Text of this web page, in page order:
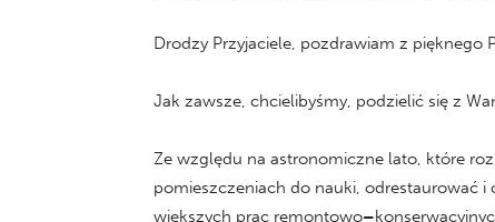
Drodzy Przyjaciele, pozdrawiam z pięknego
Jak zawsze, chcielibyśmy, podzielić się z
Ze względu na astronomiczne lato, które
pomieszczeniach do nauki, odrestaurować
większych prac remontowo–